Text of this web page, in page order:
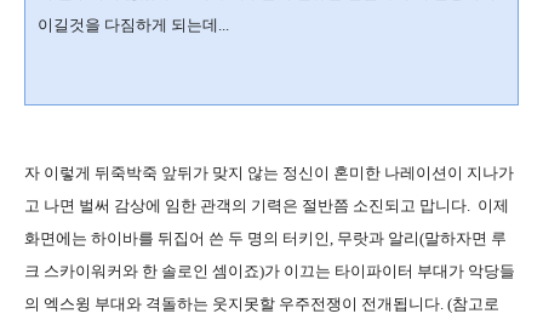
이길것을 다짐하게 되는데...
자 이렇게 뒤죽박죽 앞뒤가 맞지 않는 정신이 혼미한 나레이션이 지나가
고 나면 벌써 감상에 임한 관객의 기력은 절반쯤 소진되고 맙니다. 이제
화면에는 하이바를 뒤집어 쓴 두 명의 터키인, 무랏과 알리(말하자면 루
크 스카이워커와 한 솔로인 셈이죠)가 이끄는 타이파이터 부대가 악당들
의 엑스윙 부대와 격돌하는 웃지못할 우주전쟁이 전개됩니다. (참고로